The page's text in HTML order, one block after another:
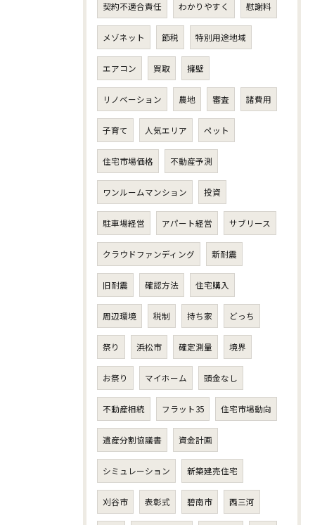
契約不適合責任 わかりやすく 慰謝料
メゾネット 節税 特別用途地域
エアコン 買取 擁壁
リノベーション 農地 審査 諸費用
子育て 人気エリア ペット
住宅市場価格 不動産予測
ワンルームマンション 投資
駐車場経営 アパート経営 サブリース
クラウドファンディング 新耐震
旧耐震 確認方法 住宅購入
周辺環境 税制 持ち家 どっち
祭り 浜松市 確定測量 境界
お祭り マイホーム 頭金なし
不動産相続 フラット35 住宅市場動向
遺産分割協議書 資金計画
シミュレーション 新築建売住宅
刈谷市 表彰式 碧南市 西三河